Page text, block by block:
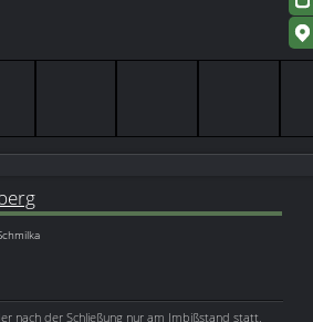
nach der Schließung nur am Imbißstand statt.